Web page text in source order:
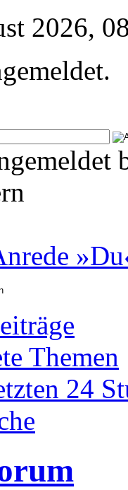
2026,
Themen
24